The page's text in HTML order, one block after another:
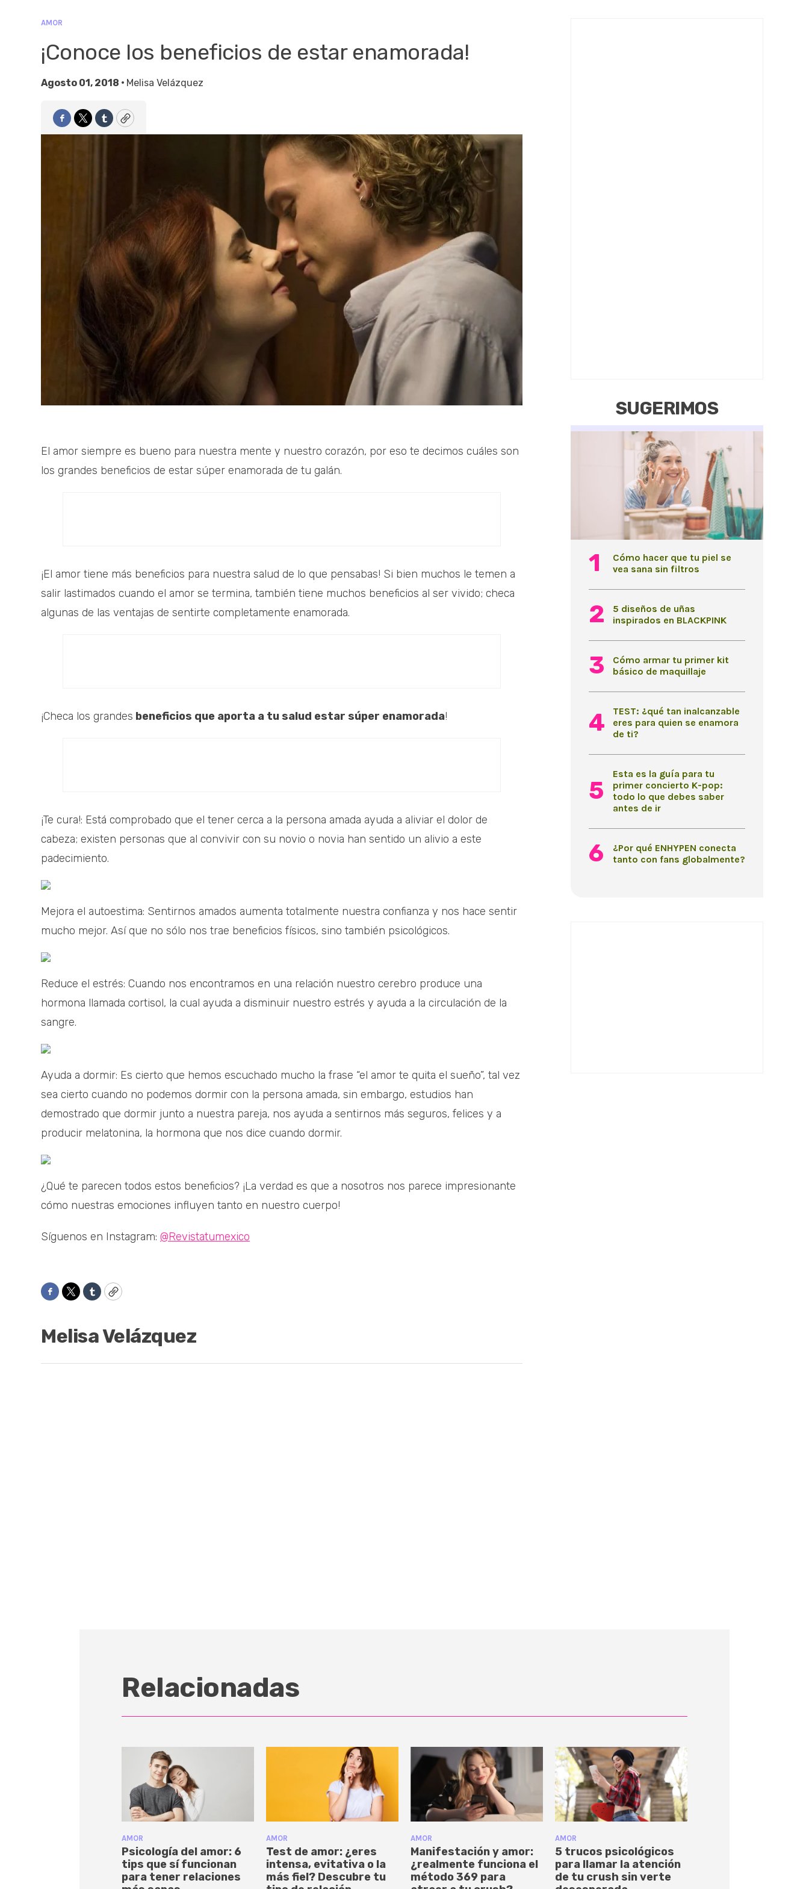
AMOR
¡Conoce los beneficios de estar enamorada!
Agosto 01, 2018 • Melisa Velázquez
Facebook
TwitterTumblrCopy
El amor siempre es bueno para nuestra mente y nuestro corazón, por eso te decimos cuáles son
los grandes beneficios de estar súper enamorada de tu galán.
¡El amor tiene más beneficios para nuestra salud de lo que pensabas! Si bien muchos le temen a
salir lastimados cuando el amor se termina, también tiene muchos beneficios al ser vivido; checa
algunas de las ventajas de sentirte completamente enamorada.
¡Checa los grandes beneficios que aporta a tu salud estar súper enamorada!
¡Te cura!: Está comprobado que el tener cerca a la persona amada ayuda a aliviar el dolor de
cabeza; existen personas que al convivir con su novio o novia han sentido un alivio a este
padecimiento.
Mejora el autoestima: Sentirnos amados aumenta totalmente nuestra confianza y nos hace sentir
mucho mejor. Así que no sólo nos trae beneficios físicos, sino también psicológicos.
Reduce el estrés: Cuando nos encontramos en una relación nuestro cerebro produce una
hormona llamada cortisol, la cual ayuda a disminuir nuestro estrés y ayuda a la circulación de la
sangre.
Ayuda a dormir: Es cierto que hemos escuchado mucho la frase “el amor te quita el sueño”, tal vez
sea cierto cuando no podemos dormir con la persona amada, sin embargo, estudios han
demostrado que dormir junto a nuestra pareja, nos ayuda a sentirnos más seguros, felices y a
producir melatonina, la hormona que nos dice cuando dormir.
¿Qué te parecen todos estos beneficios? ¡La verdad es que a nosotros nos parece impresionante
cómo nuestras emociones influyen tanto en nuestro cuerpo!
Síguenos en Instagram: @Revistatumexico
Facebook
TwitterTumblrCopy
Melisa Velázquez
SUGERIMOS
Cómo hacer que tu piel se
vea sana sin filtros
5 diseños de uñas
inspirados en BLACKPINK
Cómo armar tu primer kit
básico de maquillaje
TEST: ¿qué tan inalcanzable
eres para quien se enamora
de ti?
Esta es la guía para tu
primer concierto K-pop:
todo lo que debes saber
antes de ir
¿Por qué ENHYPEN conecta
tanto con fans globalmente?
Relacionadas
AMOR
Psicología del amor: 6
tips que sí funcionan
para tener relaciones
AMOR
Test de amor: ¿eres
intensa, evitativa o la
más fiel? Descubre tu
AMOR
Manifestación y amor:
¿realmente funciona el
método 369 para
AMOR
5 trucos psicológicos
para llamar la atención
de tu crush sin verte